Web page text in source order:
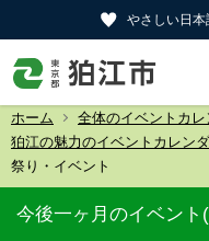
やさしい日本
ホーム
全体のイベントカレ
狛江の魅力のイベントカレン
祭り・イベント
今後一ヶ月のイベント